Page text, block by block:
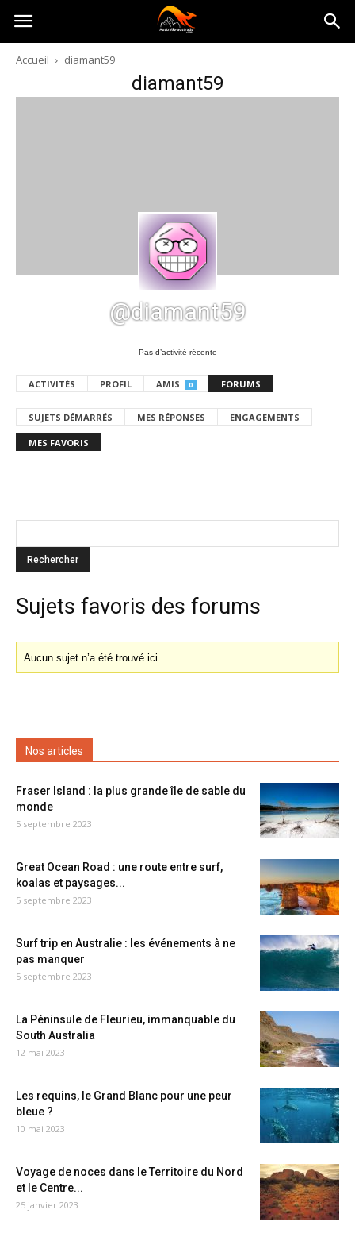
Australia-
australie.com
Accueil diamant59
diamant59
@diamant59
Pas d’activité récente
ACTIVITÉS PROFIL AMIS 0 FORUMS
SUJETS DÉMARRÉS MES RÉPONSES ENGAGEMENTS
MES FAVORIS
Sujets favoris des forums
Aucun sujet n’a été trouvé ici.
Nos articles
Fraser Island : la plus grande île de sable du
monde
5 septembre 2023
Great Ocean Road : une route entre surf,
koalas et paysages...
5 septembre 2023
Surf trip en Australie : les événements à ne
pas manquer
5 septembre 2023
La Péninsule de Fleurieu, immanquable du
South Australia
12 mai 2023
Les requins, le Grand Blanc pour une peur
bleue ?
10 mai 2023
Voyage de noces dans le Territoire du Nord
et le Centre...
25 janvier 2023